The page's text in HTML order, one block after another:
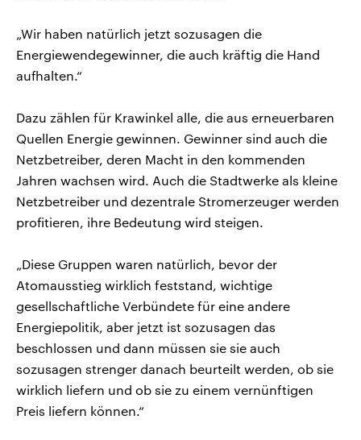
„Wir haben natürlich jetzt sozusagen die
Energiewendegewinner, die auch kräftig die Hand
aufhalten.“
Dazu zählen für Krawinkel alle, die aus erneuerbaren
Quellen Energie gewinnen. Gewinner sind auch die
Netzbetreiber, deren Macht in den kommenden
Jahren wachsen wird. Auch die Stadtwerke als kleine
Netzbetreiber und dezentrale Stromerzeuger werden
profitieren, ihre Bedeutung wird steigen.
„Diese Gruppen waren natürlich, bevor der
Atomausstieg wirklich feststand, wichtige
gesellschaftliche Verbündete für eine andere
Energiepolitik, aber jetzt ist sozusagen das
beschlossen und dann müssen sie sie auch
sozusagen strenger danach beurteilt werden, ob sie
wirklich liefern und ob sie zu einem vernünftigen
Preis liefern können.“